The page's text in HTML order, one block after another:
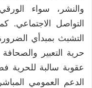
والنشر، سواء
التواصل الاجتماعي.
التشبث بمبدأي
حرية التعبير
عقوبة سالبة للحرية
الدعم العمومي